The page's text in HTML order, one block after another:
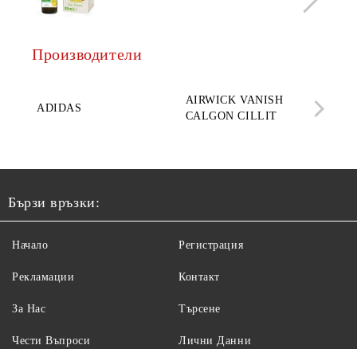
Производители
ADIDAS
AIRWICK VANISH
CALGON CILLIT
Бързи връзки:
Начало
Рекламации
За Нас
Чести Въпроси
Регистрация
Контакт
Търсене
Лични Данни